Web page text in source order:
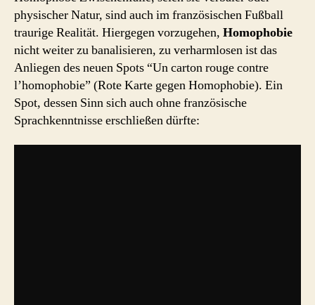
physischer Natur, sind auch im französischen Fußball
traurige Realität. Hiergegen vorzugehen, Homophobie
nicht weiter zu banalisieren, zu verharmlosen ist das
Anliegen des neuen Spots “Un carton rouge contre
l’homophobie” (Rote Karte gegen Homophobie). Ein
Spot, dessen Sinn sich auch ohne französische
Sprachkenntnisse erschließen dürfte: